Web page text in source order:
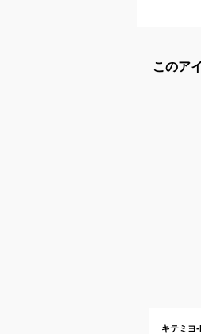
このア
キテミヨ